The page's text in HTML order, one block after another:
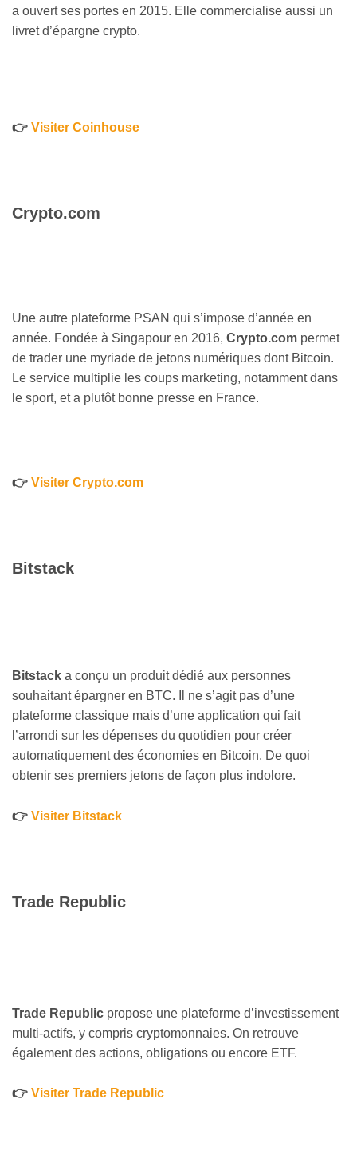
a ouvert ses portes en 2015. Elle commercialise aussi un
livret d’épargne crypto.
👉 Visiter Coinhouse
Crypto.com
Une autre plateforme PSAN qui s’impose d’année en
année. Fondée à Singapour en 2016, Crypto.com permet
de trader une myriade de jetons numériques dont Bitcoin.
Le service multiplie les coups marketing, notamment dans
le sport, et a plutôt bonne presse en France.
👉 Visiter Crypto.com
Bitstack
Bitstack a conçu un produit dédié aux personnes
souhaitant épargner en BTC. Il ne s’agit pas d’une
plateforme classique mais d’une application qui fait
l’arrondi sur les dépenses du quotidien pour créer
automatiquement des économies en Bitcoin. De quoi
obtenir ses premiers jetons de façon plus indolore.
👉 Visiter Bitstack
Trade Republic
Trade Republic propose une plateforme d’investissement
multi-actifs, y compris cryptomonnaies. On retrouve
également des actions, obligations ou encore ETF.
👉 Visiter Trade Republic